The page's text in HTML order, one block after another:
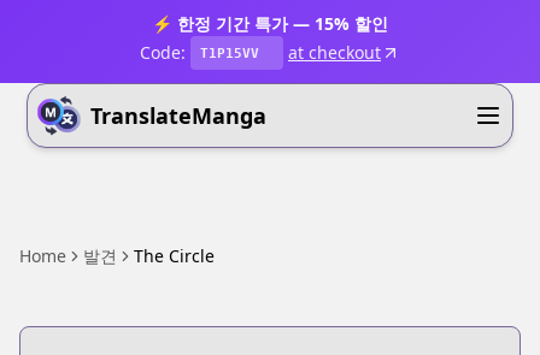
⚡ 한정 기간 특가 — 15% 할인
Code:
T1P15VV at checkout
TranslateManga
Home 발견 The Circle